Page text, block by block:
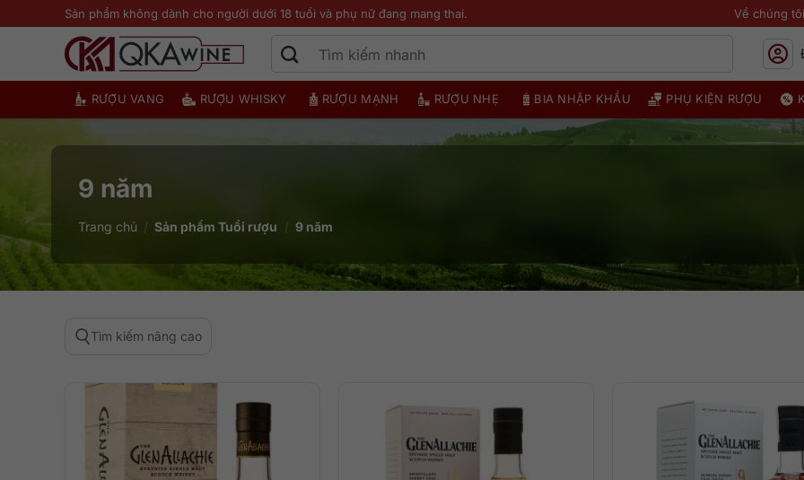
qua
Sản phẩm không dành cho người dưới 18 tuổi và phụ nữ đang mang thai. Về chúng tôi
RƯỢU VANG RƯỢU WHISKY RƯỢU MẠNH RƯỢU NHẸ BIA NHẬP KHẨU PHỤ KIỆN RƯỢU
9 năm
Trang chủ / Sản phẩm Tuổi rượu / 9 năm
Tìm kiếm nâng cao